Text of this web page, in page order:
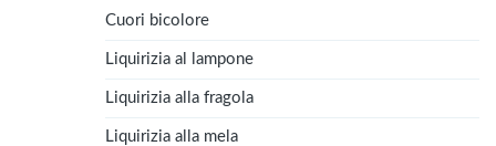
Cuori bicolore
Liquirizia al lampone
Liquirizia alla fragola
Liquirizia alla mela